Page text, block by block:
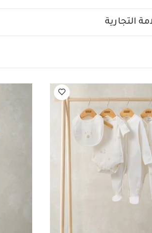
منفصل
التجارية